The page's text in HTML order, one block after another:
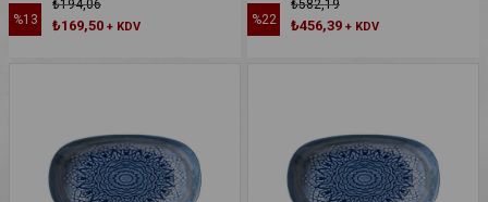
₺169,50 + KDV
₺194,06
%13
₺456,39 + KDV
₺582,19
%22